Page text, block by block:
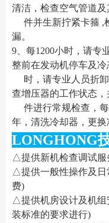
清洁，检查空气管道
件并生新拧紧卡箍 ,
漏。
9、每1200小时，请专
整前在发动机停车及
时，请专业人员折卸
查增压器的工作状态
件进行常规检查，每
年，清洗冷却器，更换
LONGHONG
△提供新机检查调试服
△提供一般性操作及日
费)
△提供机房设计及机组
装标准的要求进行)